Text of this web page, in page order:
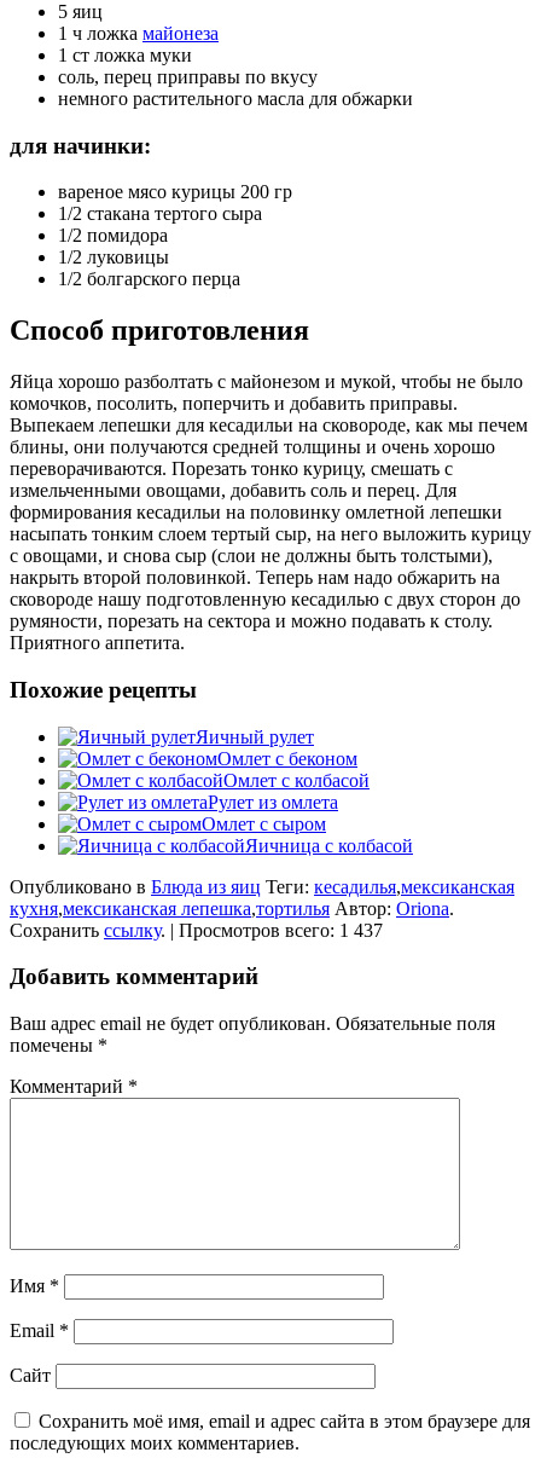
5 яиц
1 ч ложка майонеза
1 ст ложка муки
соль, перец приправы по вкусу
немного растительного масла для обжарки
для начинки:
вареное мясо курицы 200 гр
1/2 стакана тертого сыра
1/2 помидора
1/2 луковицы
1/2 болгарского перца
Способ приготовления
Яйца хорошо разболтать с майонезом и мукой, чтобы не было
комочков, посолить, поперчить и добавить приправы.
Выпекаем лепешки для кесадильи на сковороде, как мы печем
блины, они получаются средней толщины и очень хорошо
переворачиваются. Порезать тонко курицу, смешать с
измельченными овощами, добавить соль и перец. Для
формирования кесадильи на половинку омлетной лепешки
насыпать тонким слоем тертый сыр, на него выложить курицу
с овощами, и снова сыр (слои не должны быть толстыми),
накрыть второй половинкой. Теперь нам надо обжарить на
сковороде нашу подготовленную кесадилью с двух сторон до
румяности, порезать на сектора и можно подавать к столу.
Приятного аппетита.
Похожие рецепты
Яичный рулет
Омлет с беконом
Омлет с колбасой
Рулет из омлета
Омлет с сыром
Яичница с колбасой
Опубликовано в Блюда из яиц Теги: кесадилья,мексиканская
кухня,мексиканская лепешка,тортилья Автор: Oriona.
Сохранить ссылку. | Просмотров всего: 1 437
Добавить комментарий
Ваш адрес email не будет опубликован. Обязательные поля
помечены *
Комментарий *
Имя *
Email *
Сайт
Сохранить моё имя, email и адрес сайта в этом браузере для
последующих моих комментариев.